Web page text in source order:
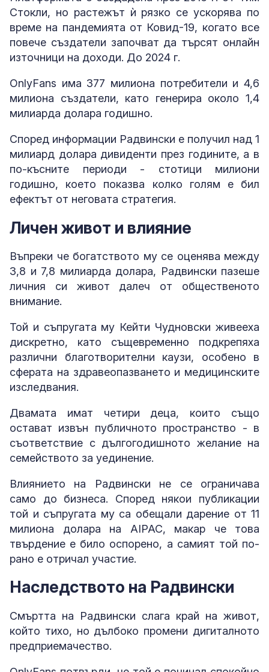
Стокли, но растежът ѝ рязко се ускорява по
време на пандемията от Ковид-19, когато все
повече създатели започват да търсят онлайн
източници на доходи. До 2024 г.
OnlyFans има 377 милиона потребители и 4,6
милиона създатели, като генерира около 1,4
милиарда долара годишно.
Според информации Радвински е получил над 1
милиард долара дивиденти през годините, а в
по-късните периоди - стотици милиони
годишно, което показва колко голям е бил
ефектът от неговата стратегия.
Личен живот и влияние
Въпреки че богатството му се оценява между
3,8 и 7,8 милиарда долара, Радвински пазеше
личния си живот далеч от общественото
внимание.
Той и съпругата му Кейти Чудновски живееха
дискретно, като същевременно подкрепяха
различни благотворителни каузи, особено в
сферата на здравеопазването и медицинските
изследвания.
Двамата имат четири деца, които също
остават извън публичното пространство - в
съответствие с дългогодишното желание на
семейството за уединение.
Влиянието на Радвински не се ограничава
само до бизнеса. Според някои публикации
той и съпругата му са обещали дарение от 11
милиона долара на AIPAC, макар че това
твърдение е било оспорено, а самият той по-
рано е отричал участие.
Наследството на Радвински
Смъртта на Радвински слага край на живот,
който тихо, но дълбоко промени дигиталното
предприемачество.